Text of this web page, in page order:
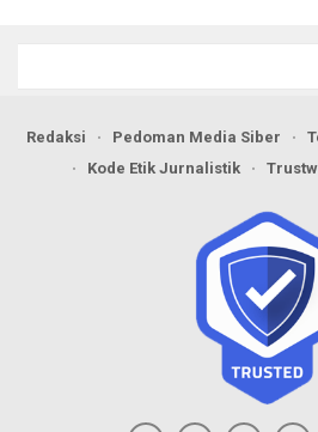
Redaksi Pedoman Media Siber
Kode Etik Jurnalistik